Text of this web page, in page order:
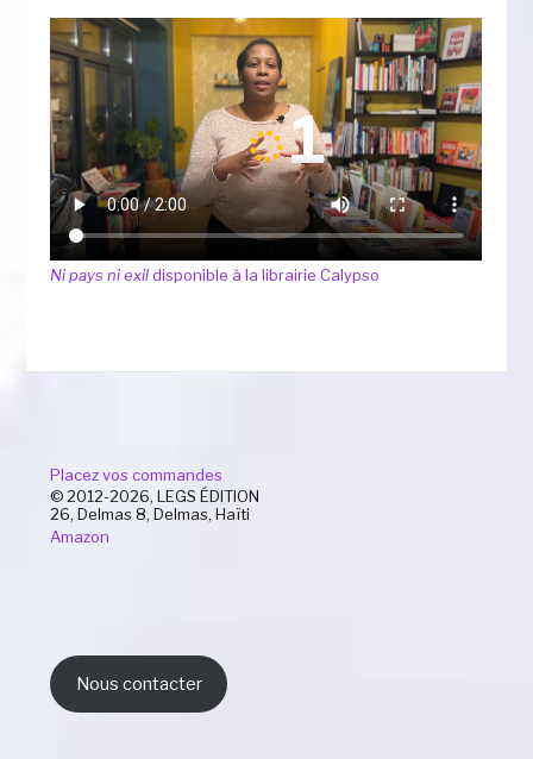
Ni pays ni exildisponible à la librairie Calypso
Placez vos commandes
© 2012-2026, LEGS ÉDITION
26, Delmas 8, Delmas, Haïti
Amazon
Nous contacter